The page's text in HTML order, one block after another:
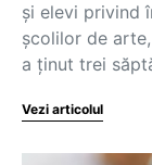
și elevi privind
școlilor de
a ținut trei
Vezi articolul